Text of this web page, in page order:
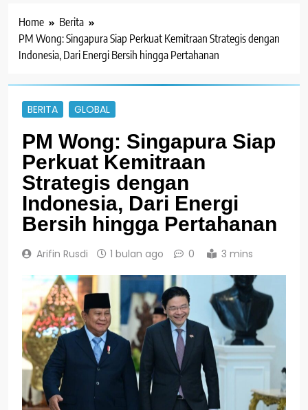
Home
Berita
PM Wong: Singapura Siap Perkuat Kemitraan Strategis dengan
Indonesia, Dari Energi Bersih hingga Pertahanan
BERITA GLOBAL
PM Wong: Singapura Siap
Perkuat Kemitraan
Strategis dengan
Indonesia, Dari Energi
Bersih hingga Pertahanan
Arifin Rusdi 1 bulan ago 0 3 mins